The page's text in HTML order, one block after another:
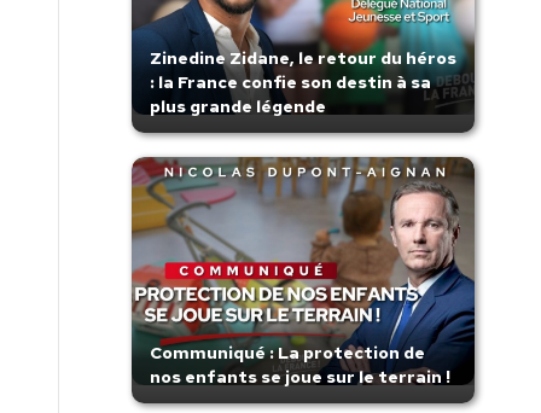
Zinedine Zidane, le retour du héros
: la France confie son destin à sa
plus grande légende
Communiqué : La protection de
nos enfants se joue sur le terrain !